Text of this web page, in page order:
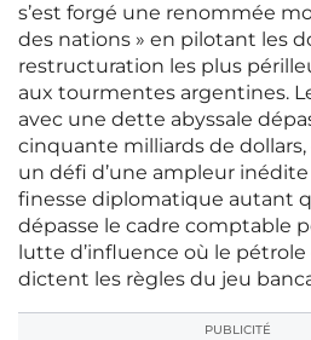
s’est forgé une renommée
des nations » en pilotant les
restructuration les plus
aux tourmentes argentines.
avec une dette abyssale
cinquante milliards de
un défi d’une ampleur
finesse diplomatique autant
dépasse le cadre comptable
lutte d’influence où le
dictent les règles du jeu
PUBLICITÉ